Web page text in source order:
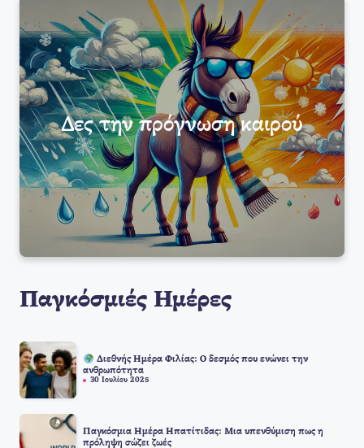
Δες την πρόγνωση καιρού
Παγκόσμιές Ημέρες
Διεθνής Ημέρα Φιλίας: Ο δεσμός που ενώνει την
ανθρωπότητα
30 Ιουλίου 2025
Παγκόσμια Ημέρα Ηπατίτιδας: Μια υπενθύμιση πως η
πρόληψη σώζει ζωές